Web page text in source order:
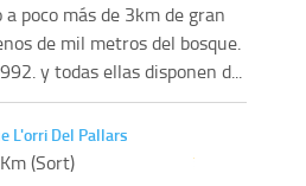
poco más de 3km de gran
de mil metros del bosque.
y todas ellas disponen d...
L'orri Del Pallars
(Sort)